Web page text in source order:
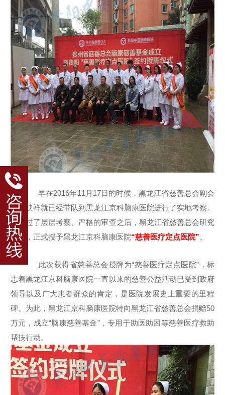
早在2016年11月17日的时候，黑龙江省慈善总会副会
长唐映祥就已经带队到黑龙江京科脑康医院进行了实地考察。
在通过了层层考察、严格的审查之后，黑龙江省慈善总会研究
决定，正式授予黑龙江京科脑康医院“慈善医疗定点医院”。
此次获得省慈善总会授牌为“慈善医疗定点医院”，标
志着黑龙江京科脑康医院一直以来的慈善公益活动已受到政府
领导以及广大患者群众的肯定，是医院发展史上重要的里程
碑。为此，黑龙江京科脑康医院特向黑龙江省慈善总会捐赠50
万元，成立“脑康慈善基金”，专用于助医助困等慈善医疗救助
帮扶行动。